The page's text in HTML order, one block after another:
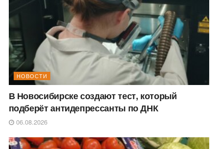
НОВОСТИ
В Новосибирске создают тест, который
подберёт антидепрессанты по ДНК
06.08.2026